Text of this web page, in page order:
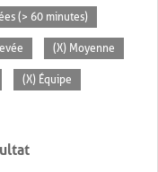
(> 60 minutes)
(X) Moyenne
(X) Équipe